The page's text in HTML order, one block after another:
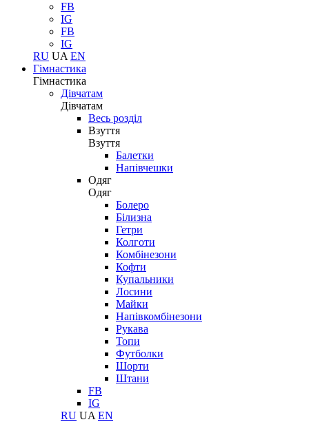
FB
IG
FB
IG
RU UA EN
Гімнастика
Гімнастика
Дівчатам
Дівчатам
Весь розділ
Взуття
Взуття
Балетки
Напівчешки
Одяг
Одяг
Болеро
Білизна
Гетри
Колготи
Комбінезони
Кофти
Купальники
Лосини
Майки
Напівкомбінезони
Рукава
Топи
Футболки
Шорти
Штани
FB
IG
RU UA EN